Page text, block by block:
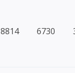
8814 6730